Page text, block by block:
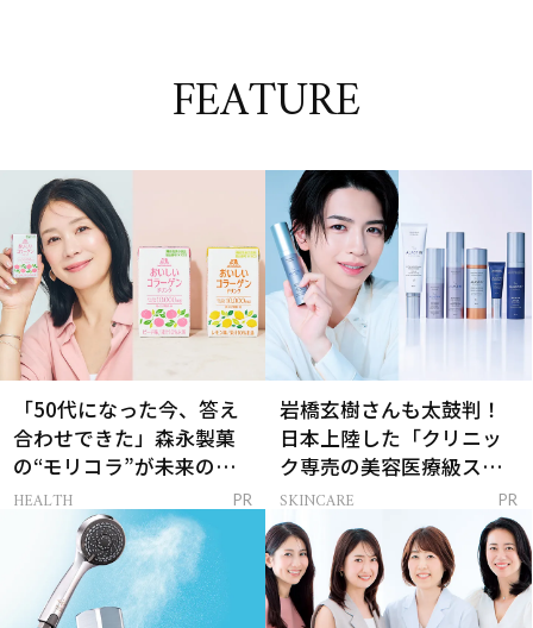
FEATURE
「50代になった今、答え
合わせできた」森永製菓
の“モリコラ”が未来のキ
レイを連れてくる！
HEALTH PR
岩橋玄樹さんも太鼓判！
日本上陸した「クリニッ
ク専売の美容医療級スキ
ンケア」
SKINCARE PR